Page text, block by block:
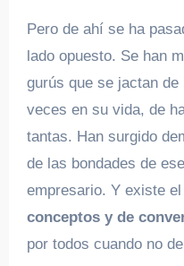
Pero de ahí se ha
lado opuesto. Se han
gurús que se jactan
veces en su vida, de
tantas. Han surgido
de las bondades de
empresario. Y existe el
conceptos y de
por todos cuando no